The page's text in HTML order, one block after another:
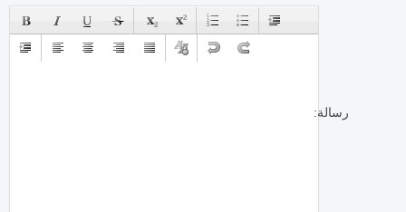
رسالة: